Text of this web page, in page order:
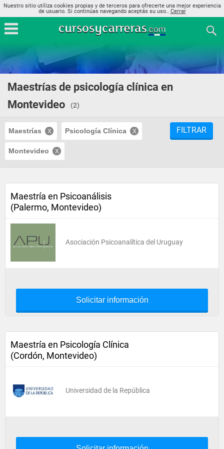
Nuestro sitio utiliza cookies propias y de terceros para ofrecerte una mejor experiencia
de usuario. Si continúas navegando aceptás su uso.. Cerrar
Maestrías de psicología clínica en
Montevideo
(2)
Maestrías Psicología Clínica
Montevideo
FILTRAR
Maestría en Psicoanálisis
(Palermo, Montevideo)
Asociación Psicoanalítica del Uruguay
Solicitar información
Maestría en Psicología Clínica
(Cordón, Montevideo)
Universidad de la República